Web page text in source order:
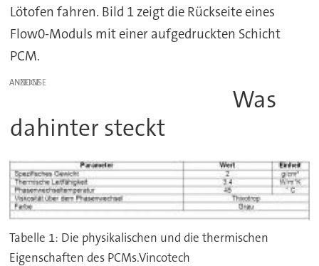
Lötofen fahren. Bild 1 zeigt die Rückseite eines
Flow0-Moduls mit einer aufgedruckten Schicht
PCM.
ANZEIGE
Was
dahinter steckt
Tabelle 1: Die physikalischen und die thermischen
Eigenschaften des PCMs.Vincotech